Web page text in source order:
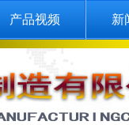
产品视频 新